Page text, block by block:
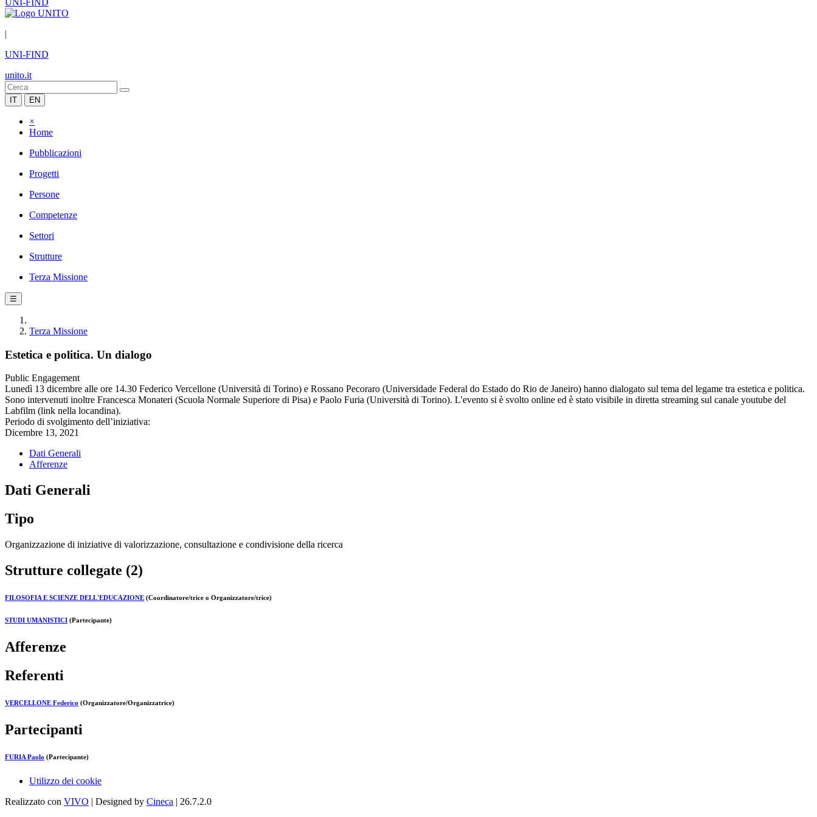
UNI-FIND
|
UNI-FIND
unito.it
IT EN
×
Home
Pubblicazioni
Progetti
Persone
Competenze
Settori
Strutture
Terza Missione
☰
Terza Missione
Estetica e politica. Un dialogo
Public Engagement
Lunedì 13 dicembre alle ore 14.30 Federico Vercellone (Università di Torino) e Rossano Pecoraro (Universidade Federal do Estado do Rio de Janeiro) hanno dialogato sul tema del legame tra estetica e politica.
Sono intervenuti inoltre Francesca Monateri (Scuola Normale Superiore di Pisa) e Paolo Furia (Università di Torino). L'evento si è svolto online ed è stato visibile in diretta streaming sul canale youtube del
Labfilm (link nella locandina).
Periodo di svolgimento dell’iniziativa:
Dicembre 13, 2021
Dati Generali
Afferenze
Dati Generali
Tipo
Organizzazione di iniziative di valorizzazione, consultazione e condivisione della ricerca
Strutture collegate (2)
FILOSOFIA E SCIENZE DELL'EDUCAZIONE (Coordinatore/trice o Organizzatore/trice)
STUDI UMANISTICI (Partecipante)
Afferenze
Referenti
VERCELLONE Federico (Organizzatore/Organizzatrice)
Partecipanti
FURIA Paolo (Partecipante)
Utilizzo dei cookie
Realizzato con VIVO | Designed by Cineca | 26.7.2.0